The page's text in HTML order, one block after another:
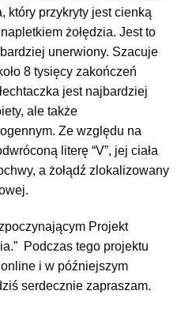
który przykryty jest cienką
żołędzia. Jest to
unerwiony. Szacuje
8 tysięcy zakończeń
jest najbardziej
ale także
Ze względu na
literę “V”, jej ciała
a żołądź zlokalizowany
Projekt
Podczas tego projektu
i w późniejszym
serdecznie zapraszam.